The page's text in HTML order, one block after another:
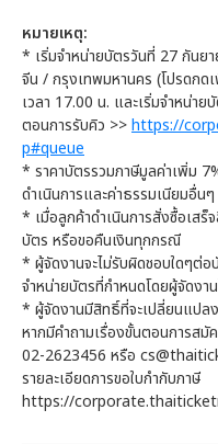
หมายเหตุ:
* เริ่มจำหน่ายบัตรวันที่ 27 กันย
จีน / กรุงเทพมหานคร (โปรดกด
เวลา 17.00 น. และเริ่มจำหน่า
ตอนการรับคิว >>https://
p#queue
* ราคาบัตรรวมภาษีมูลค่าเพิ่ม
ดำเนินการและค่าธรรมเนียมอื่นๆ
* เมื่อลูกค้าดำเนินการสั่งซื้อเส
บัตร หรือขอคืนเงินทุกกรณี
* ผู้จัดงานจะไม่รับผิดชอบใดๆต่อ
จำหน่ายบัตรที่กำหนดโดยผู้จัดงา
* ผู้จัดงานมีสิทธิ์ที่จะเปลี่ยนแปลง
หากมีคำถามเรื่องขั้นตอนการส
02-2623456 หรือ
รายละเอียดการขอใบกำกับภาษี
https://